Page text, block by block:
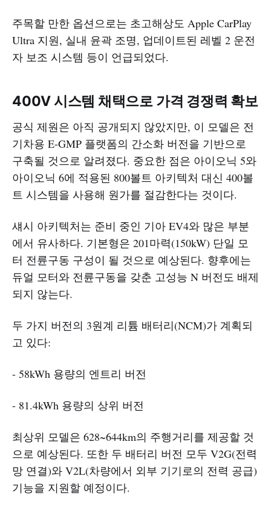
주목할 만한 옵션으로는 초고해상도 Apple CarPlay
Ultra 지원, 실내 윤곽 조명, 업데이트된 레벨 2 운전
자 보조 시스템 등이 언급되었다.
400V 시스템 채택으로 가격 경쟁력 확보
공식 제원은 아직 공개되지 않았지만, 이 모델은 전
기차용 E-GMP 플랫폼의 간소화 버전을 기반으로
구축될 것으로 알려졌다. 중요한 점은 아이오닉 5와
아이오닉 6에 적용된 800볼트 아키텍처 대신 400볼
트 시스템을 사용해 원가를 절감한다는 것이다.
섀시 아키텍처는 준비 중인 기아 EV4와 많은 부분
에서 유사하다. 기본형은 201마력(150kW) 단일 모
터 전륜구동 구성이 될 것으로 예상된다. 향후에는
듀얼 모터와 전륜구동을 갖춘 고성능 N 버전도 배제
되지 않는다.
두 가지 버전의 3원계 리튬 배터리(NCM)가 계획되
고 있다:
- 58kWh 용량의 엔트리 버전
- 81.4kWh 용량의 상위 버전
최상위 모델은 628~644km의 주행거리를 제공할 것
으로 예상된다. 또한 두 배터리 버전 모두 V2G(전력
망 연결)와 V2L(차량에서 외부 기기로의 전력 공급)
기능을 지원할 예정이다.